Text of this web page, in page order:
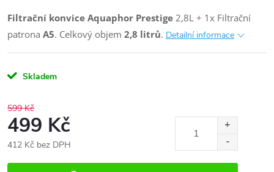
Filtrační konvice Aquaphor Prestige 2,8L + 1x Filtrační
patrona A5. Celkový objem 2,8 litrů. Detailní informace
Skladem
599 Kč
499 Kč
412 Kč bez DPH